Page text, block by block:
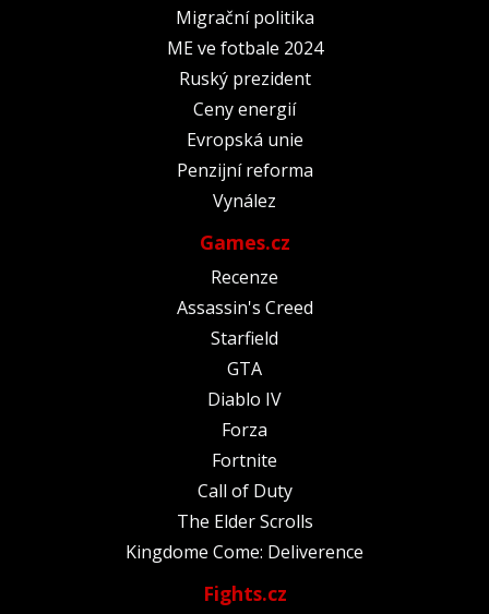
Migrační politika
ME ve fotbale 2024
Ruský prezident
Ceny energií
Evropská unie
Penzijní reforma
Vynález
Games.cz
Recenze
Assassin's Creed
Starfield
GTA
Diablo IV
Forza
Fortnite
Call of Duty
The Elder Scrolls
Kingdome Come: Deliverence
Fights.cz